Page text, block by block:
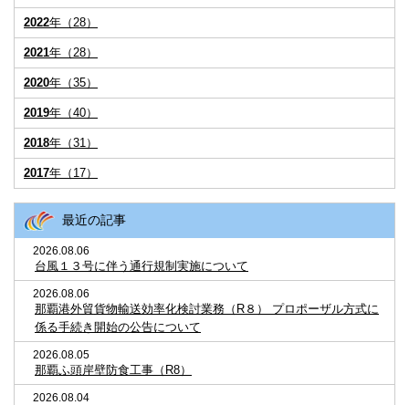
2022年（28）
2021年（28）
2020年（35）
2019年（40）
2018年（31）
2017年（17）
最近の記事
2026.08.06
台風１３号に伴う通行規制実施について
2026.08.06
那覇港外貿貨物輸送効率化検討業務（R８） プロポーザル方式に
係る手続き開始の公告について
2026.08.05
那覇ふ頭岸壁防食工事（R8）
2026.08.04